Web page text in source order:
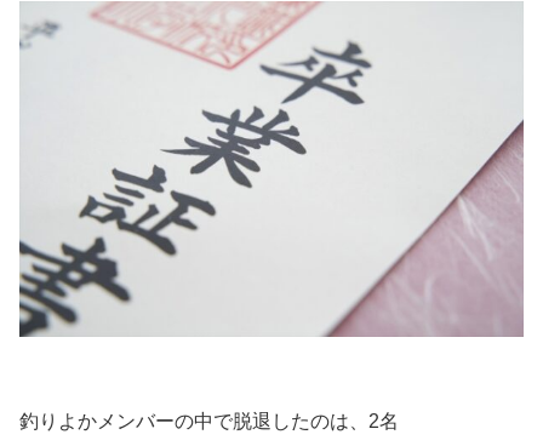
釣りよかメンバーの中で脱退したのは、2名